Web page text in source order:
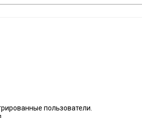
пользователи.